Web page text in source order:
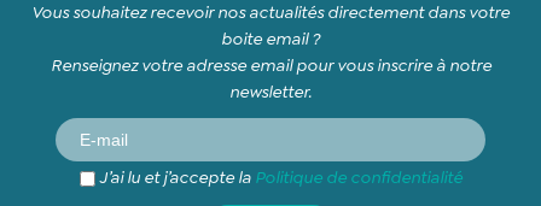
Vous souhaitez recevoir nos actualités directement dans votre
boite email ?
Renseignez votre adresse email pour vous inscrire à notre
newsletter.
J’ai lu et j’accepte la Politique de confidentialité